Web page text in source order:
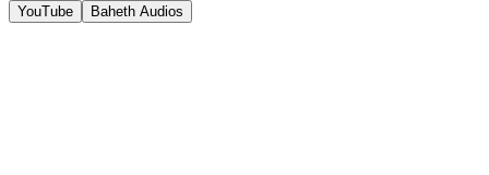
YouTube Baheth Audios